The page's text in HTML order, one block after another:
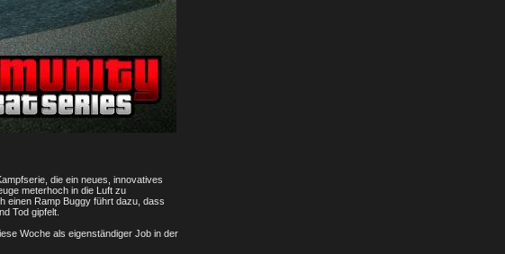
die ein neues, innovatives
meterhoch in die Luft zu
einen Ramp Buggy führt dazu, dass
Tod gipfelt.
Woche als eigenständiger Job in der